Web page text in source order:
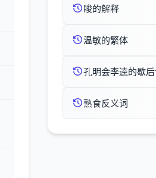
睃的解释
温敏的繁体
孔明会李逵的歇
熟食反义词